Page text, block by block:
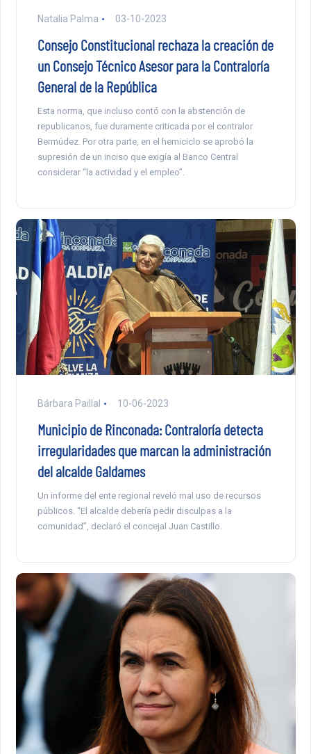
Natalia Palma 03-10-2023
Consejo Constitucional rechaza la creación de
un Consejo Técnico Asesor para la Contraloría
General de la República
Esta norma, que incluso contó con la abstención de
republicanos, fue duramente criticada por el contralor
Bermúdez. Por otra parte, en el hemiciclo se aprobó la
supresión de un inciso que exigía al Banco Central
considerar “la actividad y el empleo”.
Bárbara Paillal 10-06-2023
Municipio de Rinconada: Contraloría detecta
irregularidades que marcan la administración
del alcalde Galdames
Un informe del ente regional reveló mal uso de recursos
públicos. “El alcalde debería pedir disculpas a la
comunidad”, declaró el concejal Juan Castillo.